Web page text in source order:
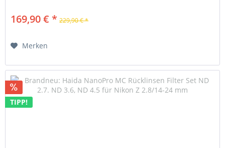
169,90 € * 229,90 € *
Merken
TIPP!